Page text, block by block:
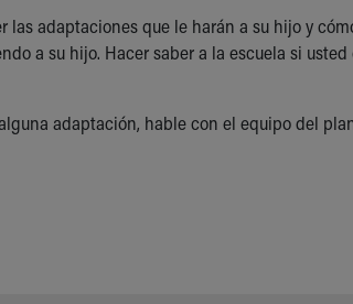
adaptaciones que le harán a su hijo y
a su hijo. Hacer saber a la escuela si
adaptación, hable con el equipo del